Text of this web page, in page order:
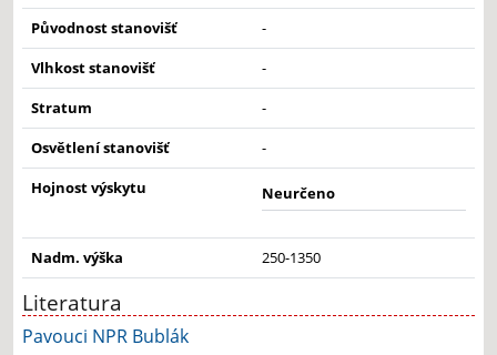
Původnost stanovišť
-
Vlhkost stanovišť
-
Stratum
-
Osvětlení stanovišť
-
Hojnost výskytu
Neurčeno
Nadm. výška 250-1350
Literatura
Pavouci NPR Bublák